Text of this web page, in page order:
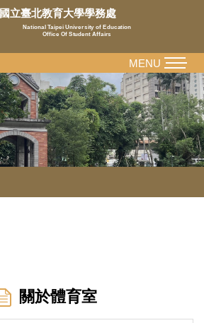
國立臺北教育大學學務處
National Taipei University of Education
Office Of Student Affairs
MENU
關於體育室